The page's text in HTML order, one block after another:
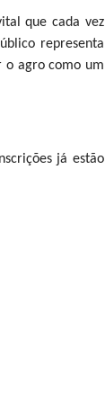
que cada vez
representa
o agro como um
já estão